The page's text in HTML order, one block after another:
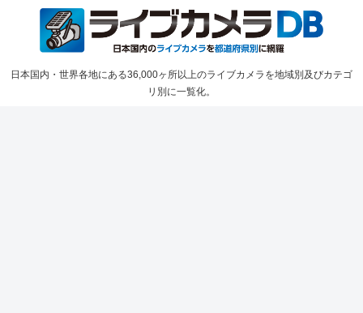
日本国内・世界各地にある36,000ヶ所以上のライブカメラを地域別及びカテゴ
リ別に一覧化。